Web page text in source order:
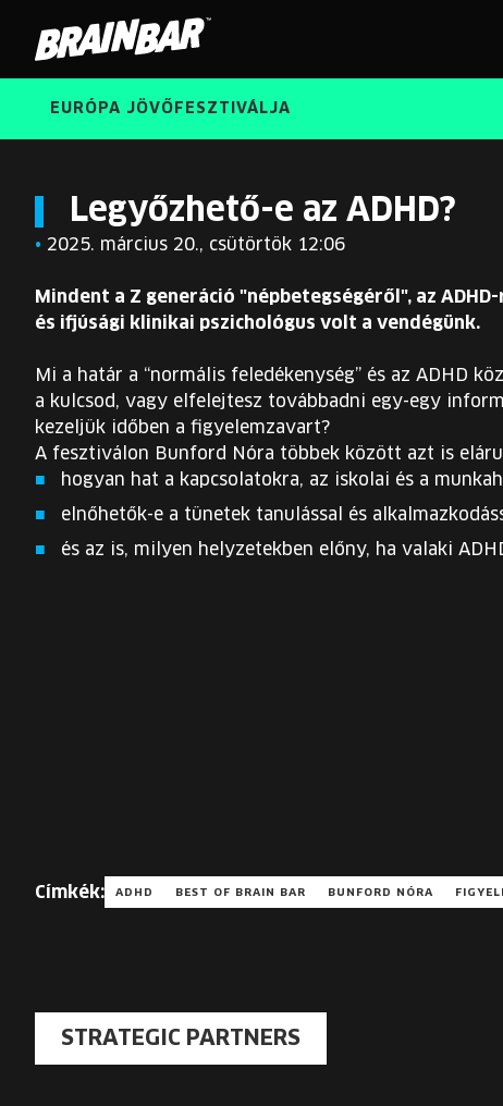
Bar
EURÓPA JÖVŐFESZTIVÁLJA
Legyőzhető-e az ADHD?
• 2025. március 20., csütörtök 12:06
Mindent a Z generáció "népbetegségéről", az
és ifjúsági klinikai pszichológus volt a vendégünk.
Mi a határ a “normális feledékenység” és az ADHD
a kulcsod, vagy elfelejtesz továbbadni egy-egy
kezeljük időben a figyelemzavart?
A fesztiválon Bunford Nóra többek között azt is
hogyan hat a kapcsolatokra, az iskolai és a
elnőhetők-e a tünetek tanulással és
és az is, milyen helyzetekben előny, ha valaki
Címkék: ADHD BEST OF BRAIN BAR BUNFORD NÓRA
STRATEGIC PARTNERS